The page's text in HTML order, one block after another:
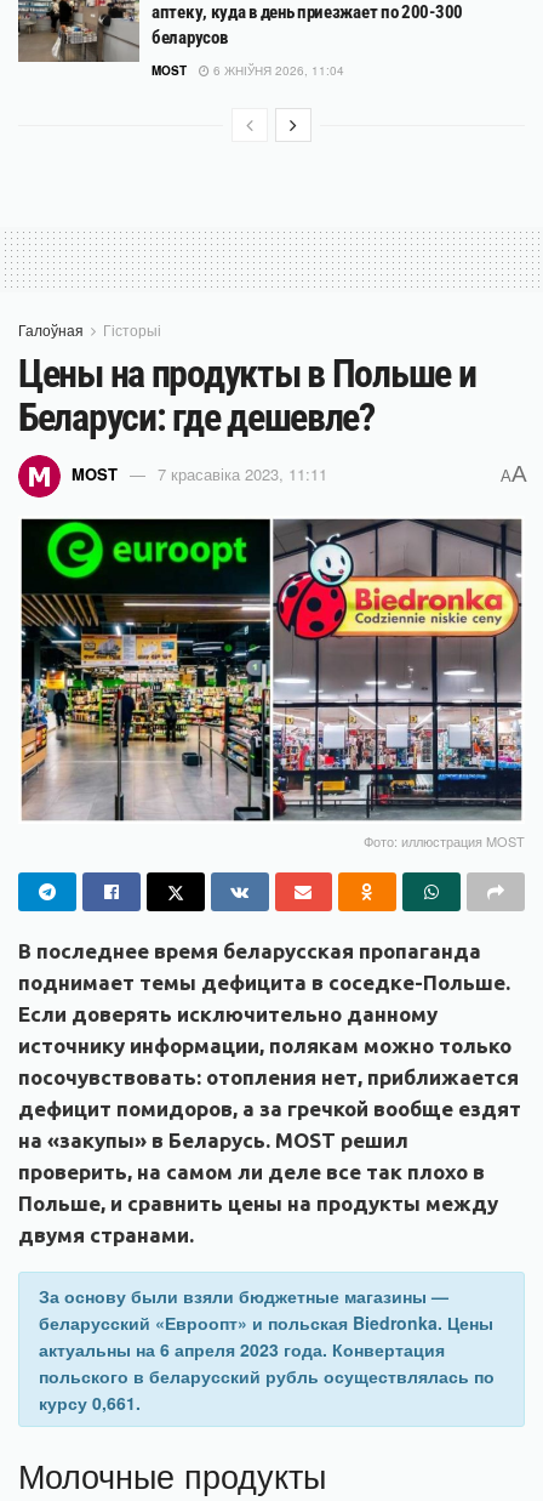
аптеку, куда в день приезжает по 200-300
беларусов
MOST 6 ЖНІЎНЯ 2026, 11:04
Галоўная Гісторыі
Цены на продукты в Польше и
Беларуси: где дешевле?
MOST 7 красавіка 2023, 11:11 AA
Фото: иллюстрация MOST
В последнее время беларусская пропаганда
поднимает темы дефицита в соседке-Польше.
Если доверять исключительно данному
источнику информации, полякам можно только
посочувствовать: отопления нет, приближается
дефицит помидоров, а за гречкой вообще ездят
на «закупы» в Беларусь. MOST решил
проверить, на самом ли деле все так плохо в
Польше, и сравнить цены на продукты между
двумя странами.
За основу были взяли бюджетные магазины —
беларусский «Евроопт» и польская Biedronka. Цены
актуальны на 6 апреля 2023 года. Конвертация
польского в беларусский рубль осуществлялась по
курсу 0,661.
Молочные продукты